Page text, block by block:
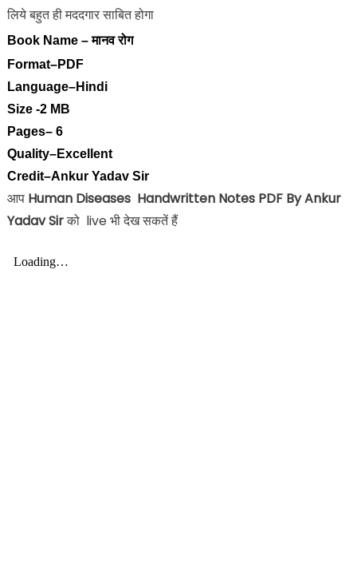
लिये बहुत ही मददगार साबित होगा
Book Name –मानव रोग
Format–PDF
Language–Hindi
Size -2 MB
Pages– 6
Quality–Excellent
Credit–Ankur Yadav Sir
आपHuman Diseases Handwritten Notes PDF By Ankur
Yadav Sirको live भी देख सकतें हैं